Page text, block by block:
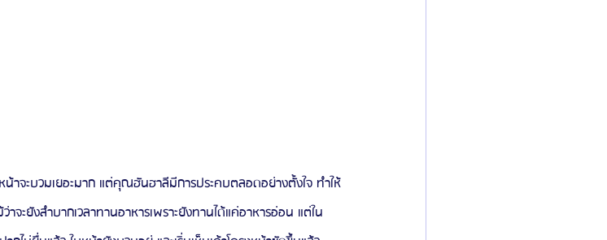
จะบวมเยอะมาก แต่คุณฮันฮาลีมีการประคบตลอดอย่างตั้งใจ ทำให้
ะยังลำบากเวลาทานอาหารเพราะยังทานได้แค่อาหารอ่อน แต่ใน